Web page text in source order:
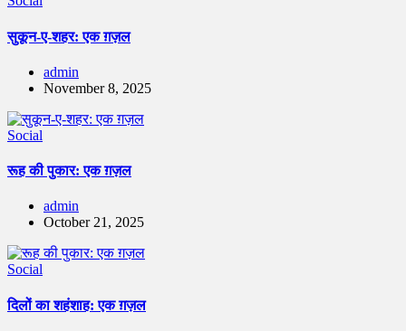
सुकून-ए-शहर: एक ग़ज़ल
admin
November 8, 2025
Social
रूह की पुकार: एक ग़ज़ल
admin
October 21, 2025
Social
दिलों का शहंशाह: एक ग़ज़ल